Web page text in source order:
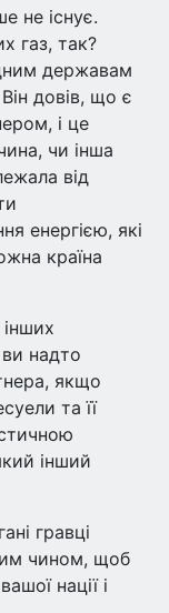
не існує.
газ, так?
державам
довів, що є
і це
чи інша
від
енергією, які
країна
надто
якщо
та її
інший
гравці
чином, щоб
нації і